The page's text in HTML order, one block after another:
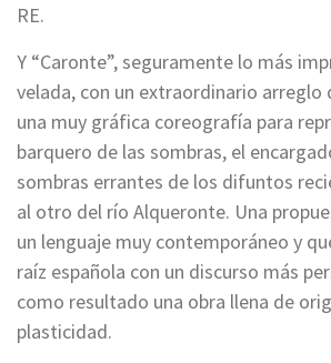
RE.
Y “Caronte”, seguramente lo más
velada, con un extraordinario arreglo
una muy gráfica coreografía para
barquero de las sombras, el
sombras errantes de los difuntos
al otro del río Alqueronte. Una
un lenguaje muy contemporáneo y
raíz española con un discurso más
como resultado una obra llena de
plasticidad.